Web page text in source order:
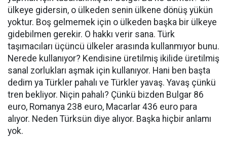
ülkeye gidersin, o ülkeden senin ülkene dönüş yükün
yoktur. Boş gelmemek için o ülkeden başka bir ülkeye
gidebilmen gerekir. O hakkı verir sana. Türk
taşımacıları üçüncü ülkeler arasında kullanmıyor bunu.
Nerede kullanıyor? Kendisine üretilmiş ikilide üretilmiş
sanal zorlukları aşmak için kullanıyor. Hani ben başta
dedim ya Türkler pahalı ve Türkler yavaş. Yavaş çünkü
tren bekliyor. Niçin pahalı? Çünkü bizden Bulgar 86
euro, Romanya 238 euro, Macarlar 436 euro para
alıyor. Neden Türksün diye alıyor. Başka hiçbir anlamı
yok.